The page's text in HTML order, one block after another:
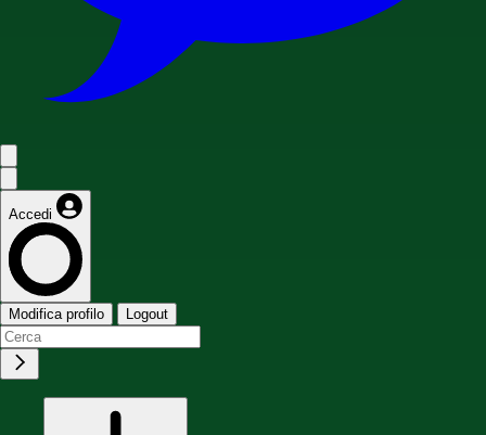
Accedi
Modifica profilo Logout